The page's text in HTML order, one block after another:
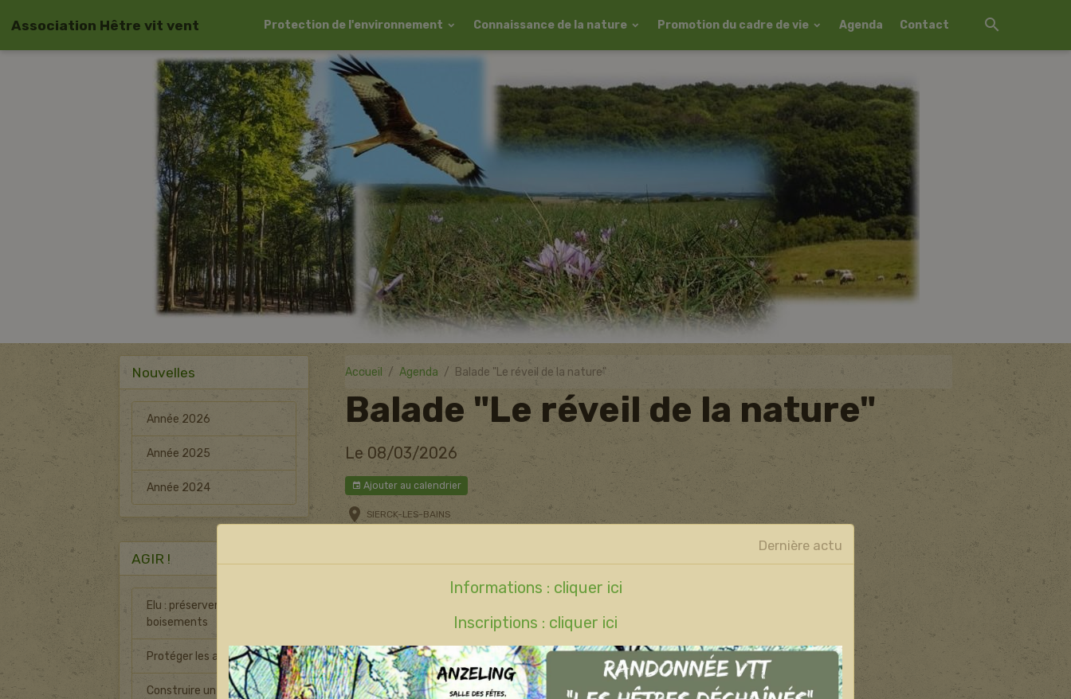
Association Hêtre vit vent Protection de l'environnement Connaissance de la nature Promotion du cadre de vie Agenda Contact
Accueil Agenda Balade "Le réveil de la nature"
Balade "Le réveil de la nature"
Le 08/03/2026
Ajouter au calendrier
SIERCK-LES-BAINS
Nouvelles
Année 2026
Année 2025
Année 2024
AGIR !
Elu : préserver les
boisements
Protéger les arbres
Construire un nichoir
Dernière actu
Informations : cliquer ici
Inscriptions : cliquer ici